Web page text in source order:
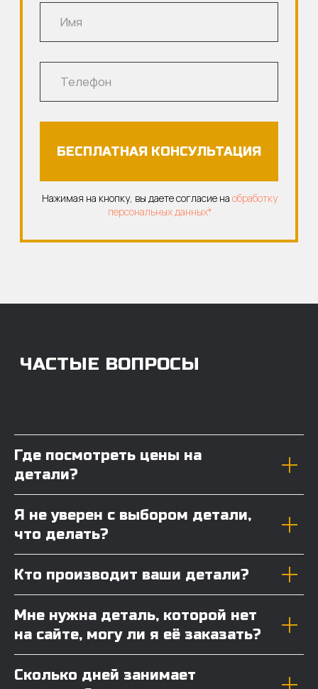
Где посмотреть цены на
детали?
Я не уверен с выбором детали,
что делать?
Кто производит ваши детали?
Мне нужна деталь, которой нет
на сайте, могу ли я её заказать?
Сколько дней занимает